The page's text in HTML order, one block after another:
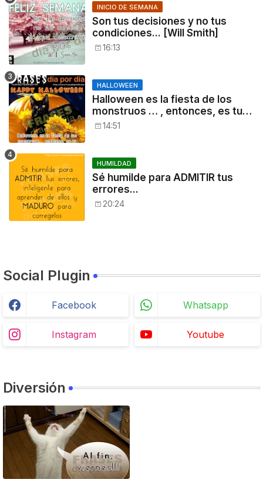
INICIO DE SEMANA
Son tus decisiones y no tus
condiciones... [Will Smith]
16:13
HALLOWEEN
Halloween es la fiesta de los
monstruos … , entonces, es tu
noche: a disfrutar!
14:51
HUMILDAD
Sé humilde para ADMITIR tus
errores...
20:24
Social Plugin
Facebook Whatsapp
Instagram Youtube
Diversión